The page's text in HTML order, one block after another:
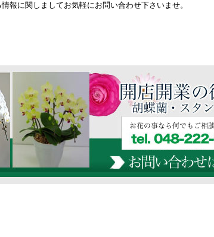
報に関しましてお気軽にお問い合わせ下さいませ。